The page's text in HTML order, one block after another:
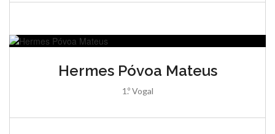
Hermes Póvoa Mateus
1.º Vogal